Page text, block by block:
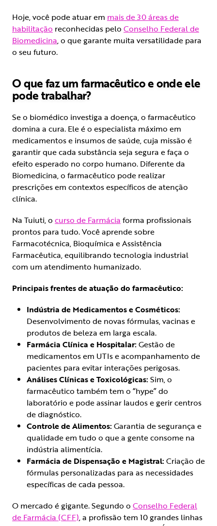
Hoje, você pode atuar em mais de 30 áreas de
habilitação reconhecidas pelo Conselho Federal de
Biomedicina, o que garante muita versatilidade para
o seu futuro.
O que faz um farmacêutico e onde ele
pode trabalhar?
Se o biomédico investiga a doença, o farmacêutico
domina a cura. Ele é o especialista máximo em
medicamentos e insumos de saúde, cuja missão é
garantir que cada substância seja segura e faça o
efeito esperado no corpo humano. Diferente da
Biomedicina, o farmacêutico pode realizar
prescrições em contextos específicos de atenção
clínica.
Na Tuiuti, o curso de Farmácia forma profissionais
prontos para tudo. Você aprende sobre
Farmacotécnica, Bioquímica e Assistência
Farmacêutica, equilibrando tecnologia industrial
com um atendimento humanizado.
Principais frentes de atuação do farmacêutico:
Indústria de Medicamentos e Cosméticos:
Desenvolvimento de novas fórmulas, vacinas e
produtos de beleza em larga escala.
Farmácia Clínica e Hospitalar:Gestão de
medicamentos em UTIs e acompanhamento de
pacientes para evitar interações perigosas.
Análises Clínicas e Toxicológicas:Sim, o
farmacêutico também tem o “hype” do
laboratório e pode assinar laudos e gerir centros
de diagnóstico.
Controle de Alimentos:Garantia de segurança e
qualidade em tudo o que a gente consome na
indústria alimentícia.
Farmácia de Dispensação e Magistral:Criação de
fórmulas personalizadas para as necessidades
específicas de cada pessoa.
O mercado é gigante. Segundo o Conselho Federal
de Farmácia (CFF), a profissão tem 10 grandes linhas